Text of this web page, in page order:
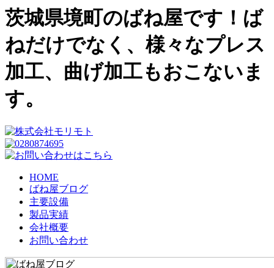
茨城県境町のばね屋です！ば
ねだけでなく、様々なプレス
加工、曲げ加工もおこないま
す。
HOME
ばね屋ブログ
主要設備
製品実績
会社概要
お問い合わせ